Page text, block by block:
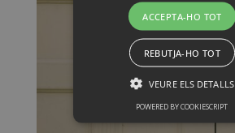
ACCEPTA-HO TOT
REBUTJA-HO TOT
VEURE ELS DETALLS
POWERED BY COOKIESCRIPT